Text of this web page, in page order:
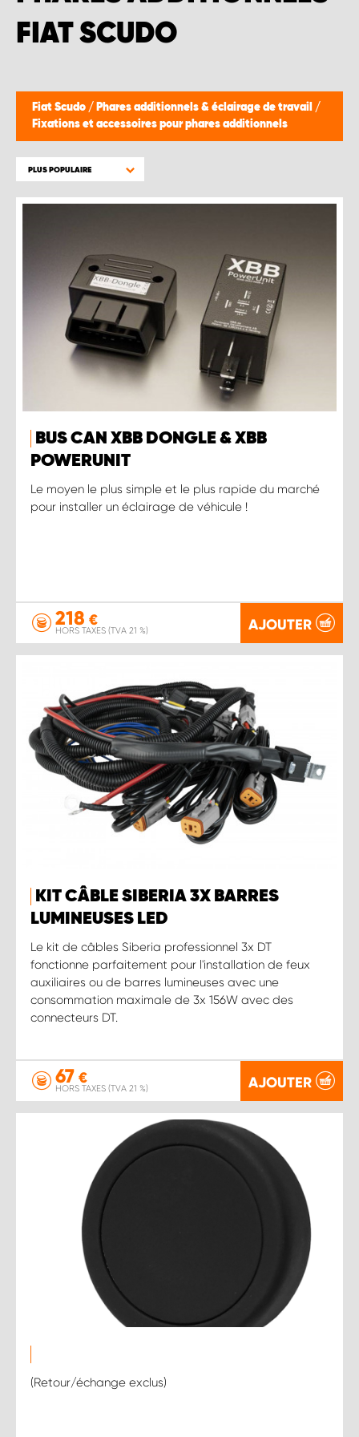
FIAT SCUDO
Fiat Scudo / Phares additionnels & éclairage de travail /
Fixations et accessoires pour phares additionnels
PLUS POPULAIRE
BUS CAN XBB DONGLE & XBB
POWERUNIT
Le moyen le plus simple et le plus rapide du marché
pour installer un éclairage de véhicule !
218 €
HORS TAXES (TVA 21 %) AJOUTER
KIT CÂBLE SIBERIA 3X BARRES
LUMINEUSES LED
Le kit de câbles Siberia professionnel 3x DT
fonctionne parfaitement pour l'installation de feux
auxiliaires ou de barres lumineuses avec une
consommation maximale de 3x 156W avec des
connecteurs DT.
67 €
HORS TAXES (TVA 21 %) AJOUTER
(Retour/échange exclus)
WORK SYSTEM BRUXELLES
WORK SYSTEM NAMUR
WORK SYSTEM WEST BY PRO-VAN